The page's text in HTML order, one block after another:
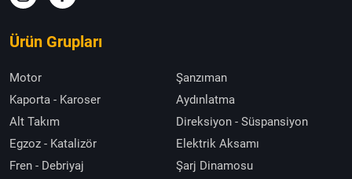
Ürün Grupları
Motor
Şanzıman
Kaporta - Karoser
Aydınlatma
Alt Takım
Direksiyon - Süspansiyon
Egzoz - Katalizör
Elektrik Aksamı
Fren - Debriyaj
Şarj Dinamosu